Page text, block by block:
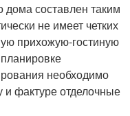
дома составлен таким
не имеет четких
прихожую-гостиную
необходимо
и фактуре отделочные